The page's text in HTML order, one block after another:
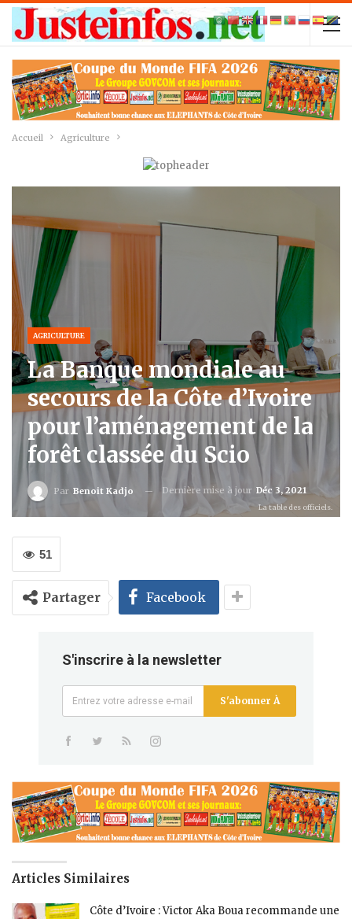
Accueil Agriculture
AGRICULTURE
La Banque mondiale au
secours de la Côte d’Ivoire
pour l’aménagement de la
forêt classée du Scio
Par Benoit Kadjo Dernière mise à jour Déc 3, 2021
La table des officiels.
51
Partager Facebook
S'inscrire à la newsletter
S'abonner À
Articles Similaires
Côte d’Ivoire : Victor Aka Boua recommande une